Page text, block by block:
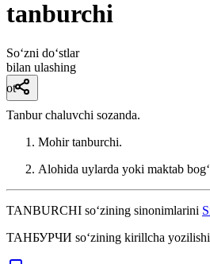
tanburchi
So‘zni do‘stlar
bilan ulashing
ot
Tanbur chaluvchi sozanda.
Mohir tanburchi.
Alohida uylarda yoki maktab
TANBURCHI so‘zining sinonimlarini
ТАНБУРЧИ so‘zining kirillcha yozilishi